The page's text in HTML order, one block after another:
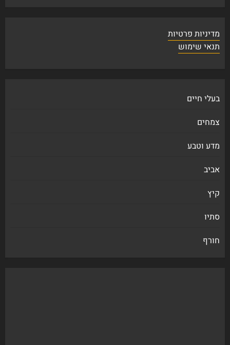
מדיניות פרטיות
תנאי שימוש
בעלי חיים
צמחים
מדע וטבע
אביב
קיץ
סתיו
חורף